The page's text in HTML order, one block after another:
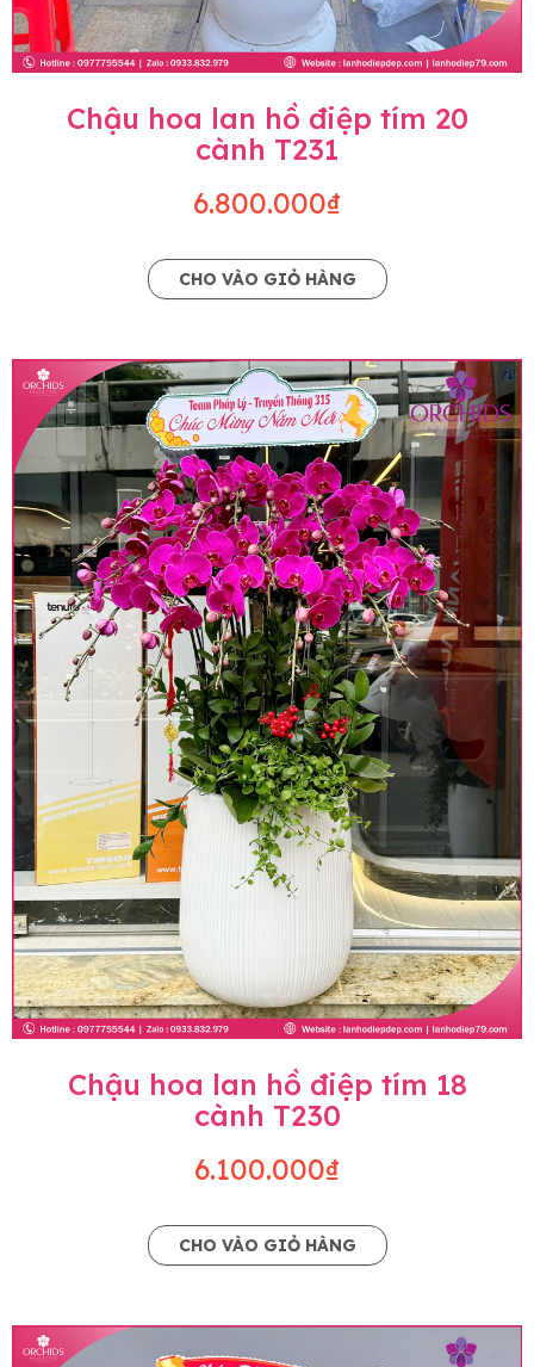
Chậu hoa lan hồ điệp tím 20
cành T231
6.800.000₫
CHO VÀO GIỎ HÀNG
Chậu hoa lan hồ điệp tím 18
cành T230
6.100.000₫
CHO VÀO GIỎ HÀNG